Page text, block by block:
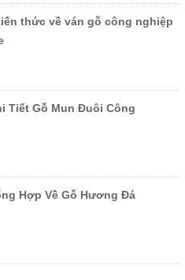
Trung Việt Nam như Khánh Hòa,
thức về ván gỗ công nghiệp
Tiết Gỗ Mun Đuôi Công
Hợp Về Gỗ Hương Đá